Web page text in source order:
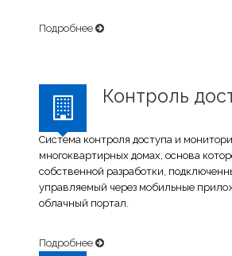
Подробнее
Контроль
Система контроля доступа и
многоквартирных домах, основа
собственной разработки,
управляемый через мобильные
облачный портал.
Подробнее